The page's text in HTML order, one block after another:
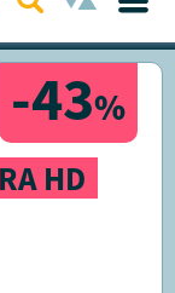
-43%
HD